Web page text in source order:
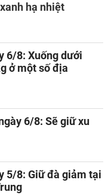
hạ nhiệt
6/8: Xuống dưới
ở một số địa
6/8: Sẽ giữ xu
5/8: Giữ đà giảm tại